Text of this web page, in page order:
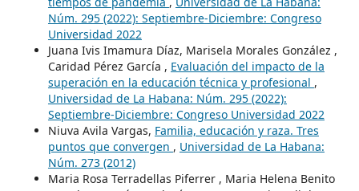
Núm. 295 (2022): Septiembre-Diciembre: Congreso
Universidad 2022
Juana Ivis Imamura Díaz, Marisela Morales González ,
Caridad Pérez García , Evaluación del impacto de la
superación en la educación técnica y profesional ,
Universidad de La Habana: Núm. 295 (2022):
Septiembre-Diciembre: Congreso Universidad 2022
Niuva Avila Vargas, Familia, educación y raza. Tres
puntos que convergen , Universidad de La Habana:
Núm. 273 (2012)
Maria Rosa Terradellas Piferrer , Maria Helena Benito